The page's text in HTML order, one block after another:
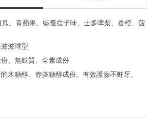
、青蘋果、藍覆盆子味、士多啤梨、香橙、菠
波球型
、無麩質、全素成份
木糖醇、赤藻糖醇成份。有效護齒不蛀牙。